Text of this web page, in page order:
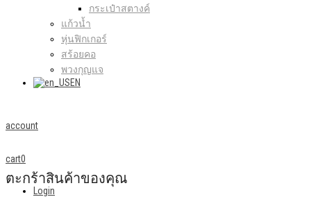
กระเป๋าสตางค์
แก้วน้ำ
หุ่นฟิกเกอร์
สร้อยคอ
พวงกุญแจ
EN
account
Login
cart0
ตะกร้าสินค้าของคุณ